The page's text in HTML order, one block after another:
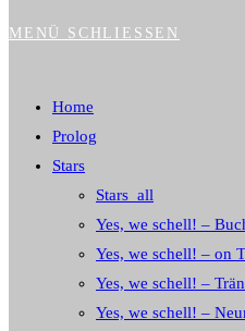
MENÜ SCHLIESSEN
Home
Prolog
Stars
Stars_all
Yes, we schell! –
Yes, we schell! – on
Yes, we schell! –
Yes, we schell! –